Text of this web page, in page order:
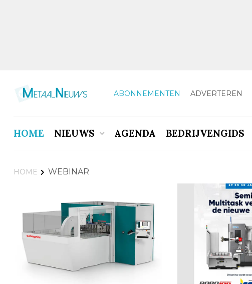
ABONNEMENTEN ADVERTEREN
HOME NIEUWS AGENDA BEDRIJVENGIDS
HOME WEBINAR